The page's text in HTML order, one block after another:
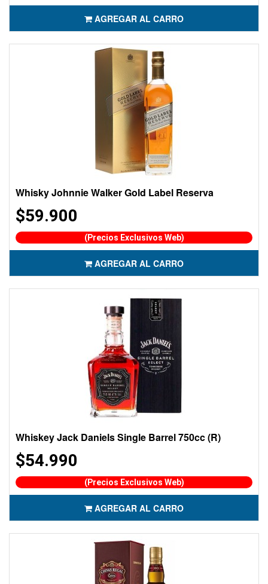
AGREGAR AL CARRO
Whisky Johnnie Walker Gold Label Reserva
$59.900
(Precios Exclusivos Web)
AGREGAR AL CARRO
Whiskey Jack Daniels Single Barrel 750cc (R)
$54.990
(Precios Exclusivos Web)
AGREGAR AL CARRO